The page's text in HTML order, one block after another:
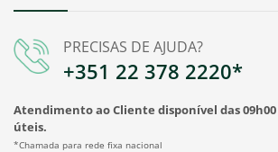
PRECISAS DE AJUDA?
+351 22 378 2220*
Atendimento ao Cliente disponível das 09h00
úteis.
*Chamada para rede fixa nacional